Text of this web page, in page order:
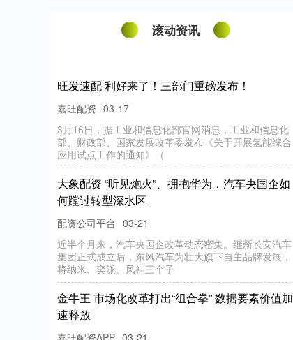
滚动资讯
旺发速配 利好来了！三部门重磅发布！
嘉旺配资 03-17
3月16日，据工业和信息化部官网消息，工业和信息化
部、财政部、国家发展改革委发布《关于开展氢能综合
应用试点工作的通知》（
大象配资 “听见炮火”、拥抱华为，汽车央国企如
何蹚过转型深水区
配资公司平台 03-21
近半个月来，汽车央国企改革动态密集。继新长安汽车
集团正式成立后，东风汽车为壮大旗下自主品牌发展，
将纳米、奕派、风神三个子
金牛王 市场化改革打出“组合拳” 数据要素价值加
速释放
嘉旺配资APP 03-21